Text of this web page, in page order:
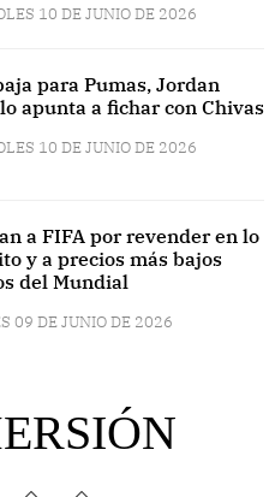
10 DE JUNIO DE 2026
para Pumas, Jordan
apunta a fichar con Chivas
10 DE JUNIO DE 2026
a FIFA por revender en lo
y a precios más bajos
del Mundial
09 DE JUNIO DE 2026